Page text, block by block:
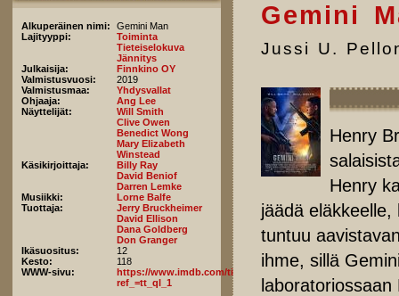
Alkuperäinen nimi:
Gemini Man
Lajityyppi:
Toiminta
Tieteiselokuva
Jännitys
Julkaisija:
Finnkino OY
Valmistusvuosi:
2019
Valmistusmaa:
Yhdysvallat
Ohjaaja:
Ang Lee
Näyttelijät:
Will Smith
Clive Owen
Benedict Wong
Mary Elizabeth
Winstead
Käsikirjoittaja:
Billy Ray
David Beniof
Darren Lemke
Musiikki:
Lorne Balfe
Tuottaja:
Jerry Bruckheimer
David Ellison
Dana Goldberg
Don Granger
Ikäsuositus:
12
Kesto:
118
WWW-sivu:
https://www.imdb.com/title/tt1025100/fullcredits?
ref_=tt_ql_1
Gemini
Jussi U.
Henry
Henry
jäädä
tuntuu
ihme, sillä